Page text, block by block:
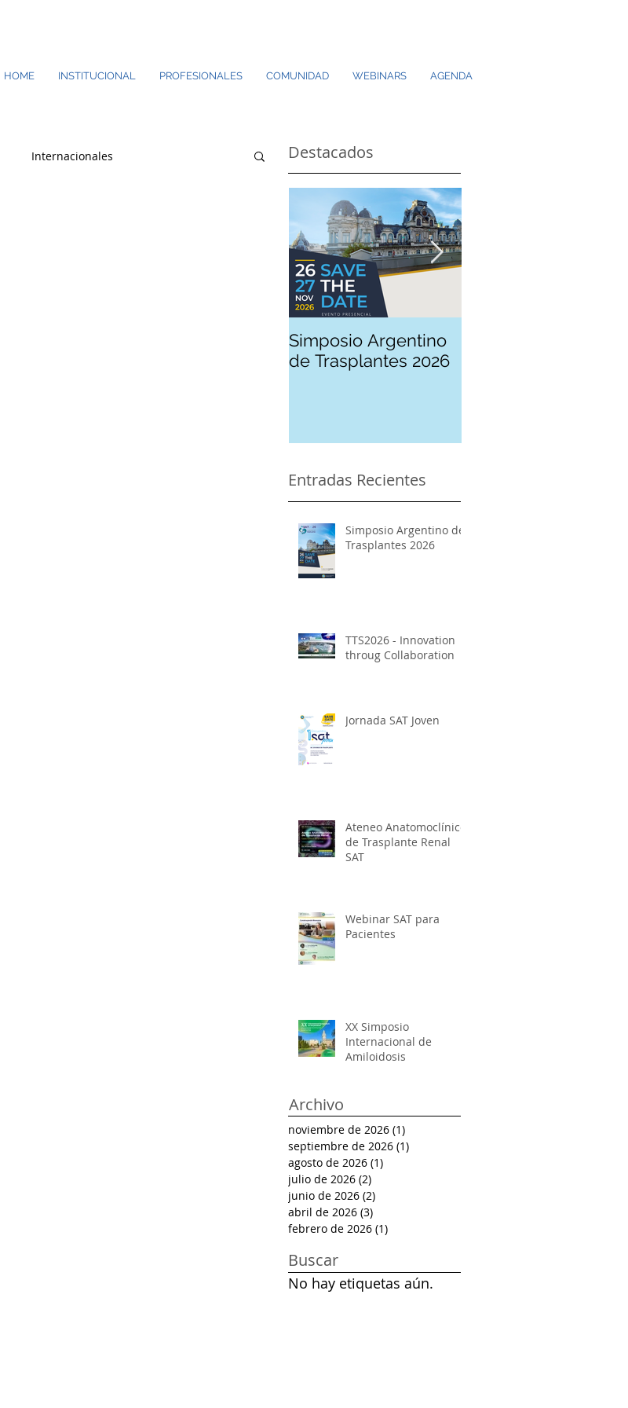
HOME INSTITUCIONAL PROFESIONALES COMUNIDAD WEBINARS AGENDA
Internacionales Destacados
Simposio Argentino
de Trasplantes 2026
Entradas Recientes
Simposio Argentino de
Trasplantes 2026
TTS2026 - Innovation
throug Collaboration
Jornada SAT Joven
Ateneo Anatomoclínico
de Trasplante Renal
SAT
Webinar SAT para
Pacientes
XX Simposio
Internacional de
Amiloidosis
Archivo
noviembre de 2026 (1)
septiembre de 2026 (1)
agosto de 2026 (1)
julio de 2026 (2)
junio de 2026 (2)
abril de 2026 (3)
febrero de 2026 (1)
Buscar
No hay etiquetas aún.